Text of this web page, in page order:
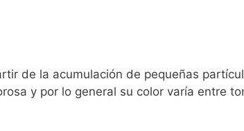
de la acumulación de pequeñas
y por lo general su color varía entre